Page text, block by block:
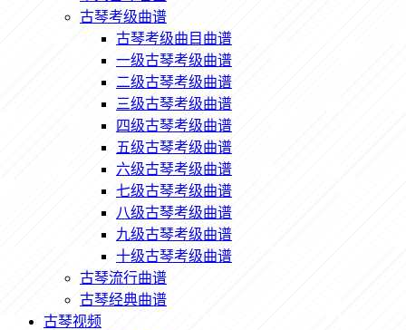
古琴考级曲谱
古琴考级曲目曲谱
一级古琴考级曲谱
二级古琴考级曲谱
三级古琴考级曲谱
四级古琴考级曲谱
五级古琴考级曲谱
六级古琴考级曲谱
七级古琴考级曲谱
八级古琴考级曲谱
九级古琴考级曲谱
十级古琴考级曲谱
古琴流行曲谱
古琴经典曲谱
古琴视频